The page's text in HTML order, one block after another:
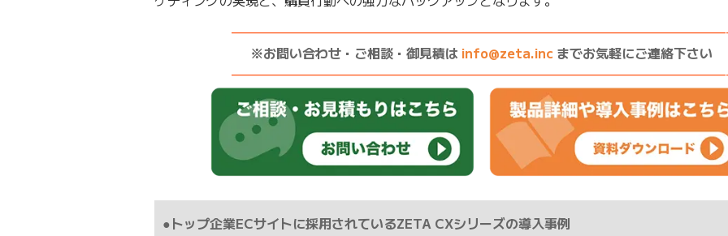
※お問い合わせ・ご相談・御見積は info@zeta.inc までお気軽にご連絡下さい
●トップ企業ECサイトに採用されているZETA CXシリーズの導入事例